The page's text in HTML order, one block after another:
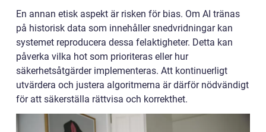
En annan etisk aspekt är risken för bias. Om AI tränas
på historisk data som innehåller snedvridningar kan
systemet reproducera dessa felaktigheter. Detta kan
påverka vilka hot som prioriteras eller hur
säkerhetsåtgärder implementeras. Att kontinuerligt
utvärdera och justera algoritmerna är därför nödvändigt
för att säkerställa rättvisa och korrekthet.